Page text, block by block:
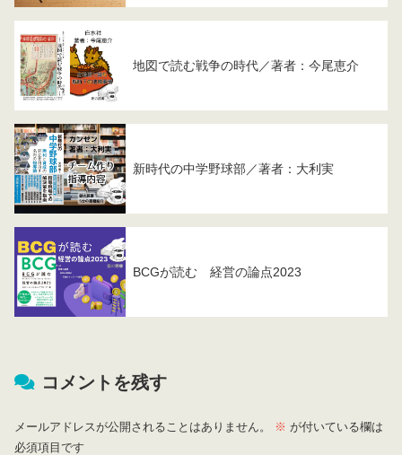
地図で読む戦争の時代／著者：今尾恵介
新時代の中学野球部／著者：大利実
BCGが読む 経営の論点2023
コメントを残す
メールアドレスが公開されることはありません。 ※ が付いている欄は
必須項目です